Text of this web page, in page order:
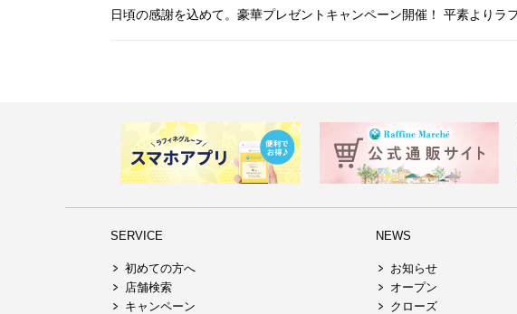
SERVICE
初めての方へ
店舗検索
キャンペーン
NEWS
お知らせ
オープン
クローズ